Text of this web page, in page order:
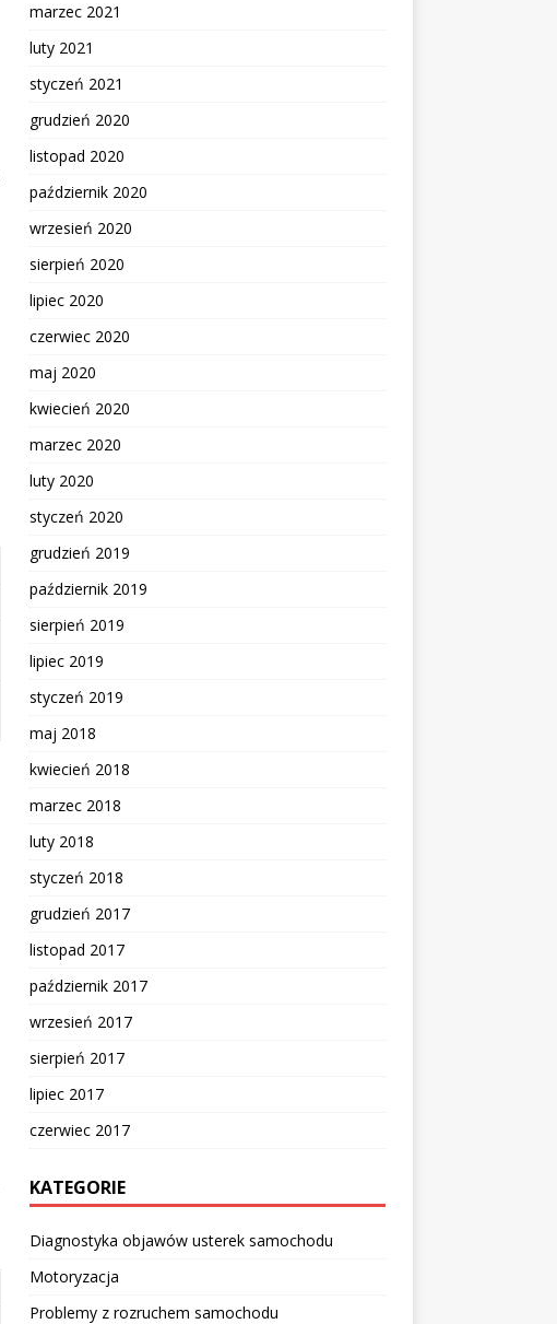
marzec 2021
luty 2021
styczeń 2021
grudzień 2020
listopad 2020
październik 2020
wrzesień 2020
sierpień 2020
lipiec 2020
czerwiec 2020
maj 2020
kwiecień 2020
marzec 2020
luty 2020
styczeń 2020
grudzień 2019
październik 2019
sierpień 2019
lipiec 2019
styczeń 2019
maj 2018
kwiecień 2018
marzec 2018
luty 2018
styczeń 2018
grudzień 2017
listopad 2017
październik 2017
wrzesień 2017
sierpień 2017
lipiec 2017
czerwiec 2017
KATEGORIE
Diagnostyka objawów usterek samochodu
Motoryzacja
Problemy z rozruchem samochodu